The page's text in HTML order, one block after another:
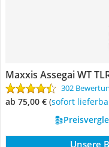
Maxxis Assegai WT
302
ab 75,00 € ( Sofort
Unsere